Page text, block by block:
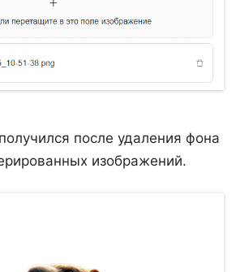
после удаления фона
изображений.